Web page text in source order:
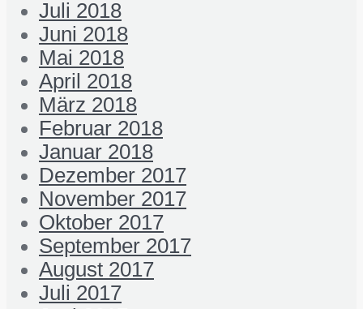
Juli 2018
Juni 2018
Mai 2018
April 2018
März 2018
Februar 2018
Januar 2018
Dezember 2017
November 2017
Oktober 2017
September 2017
August 2017
Juli 2017